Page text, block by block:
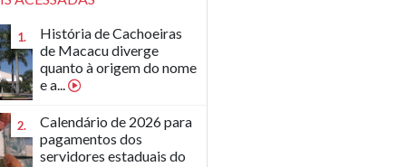
1.
História de Cachoeiras
de Macacu diverge
quanto à origem do nome
e a...
2.
Calendário de 2026 para
pagamentos dos
servidores estaduais do